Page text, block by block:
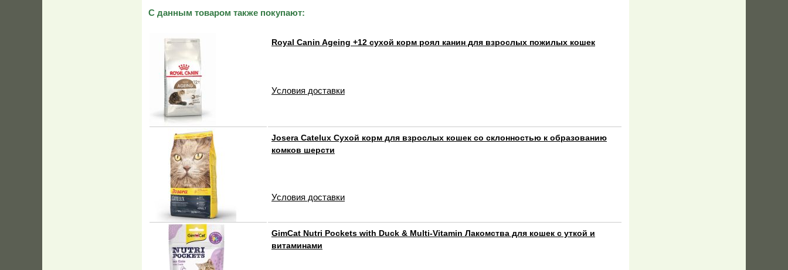
С данным товаром также покупают:
Royal Canin Ageing +12 сухой корм роял канин для взрослых пожилых кошек
Условия доставки
Josera Catelux Сухой корм для взрослых кошек со склонностью к образованию
комков шерсти
Условия доставки
GimCat Nutri Pockets with Duck & Multi-Vitamin Лакомства для кошек с уткой и
витаминами